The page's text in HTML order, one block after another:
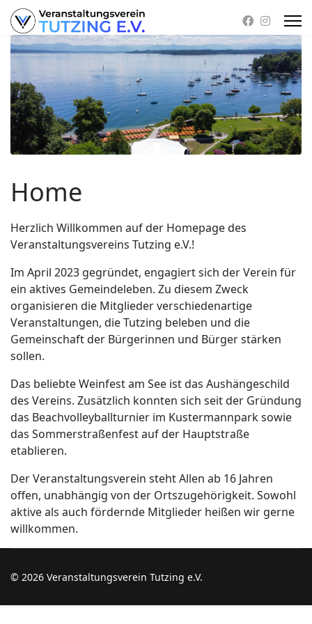
Home
Herzlich Willkommen auf der Homepage des
Veranstaltungsvereins Tutzing e.V.!
Im April 2023 gegründet, engagiert sich der Verein für
ein aktives Gemeindeleben. Zu diesem Zweck
organisieren die Mitglieder verschiedenartige
Veranstaltungen, die Tutzing beleben und die
Gemeinschaft der Bürgerinnen und Bürger stärken
sollen.
Das beliebte Weinfest am See ist das Aushängeschild
des Vereins. Zusätzlich konnten sich seit der Gründung
das Beachvolleyballturnier im Kustermannpark sowie
das Sommerstraßenfest auf der Hauptstraße
etablieren.
Der Veranstaltungsverein steht Allen ab 16 Jahren
offen, unabhängig von der Ortszugehörigkeit. Sowohl
aktive als auch fördernde Mitglieder heißen wir gerne
willkommen.
© 2026 Veranstaltungsverein Tutzing e.V.